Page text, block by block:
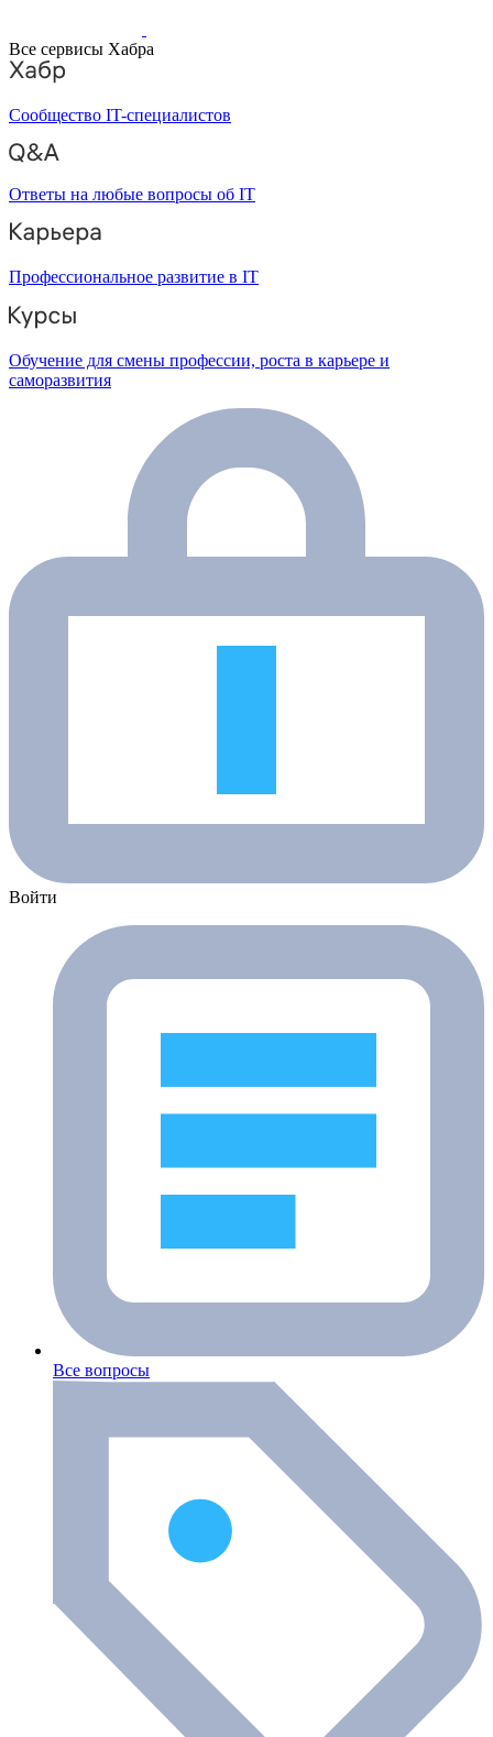
Все сервисы Хабра
Сообщество IT-специалистов
Ответы на любые вопросы об IT
Профессиональное развитие в IT
Обучение для смены профессии, роста в карьере и
саморазвития
Войти
Все вопросы